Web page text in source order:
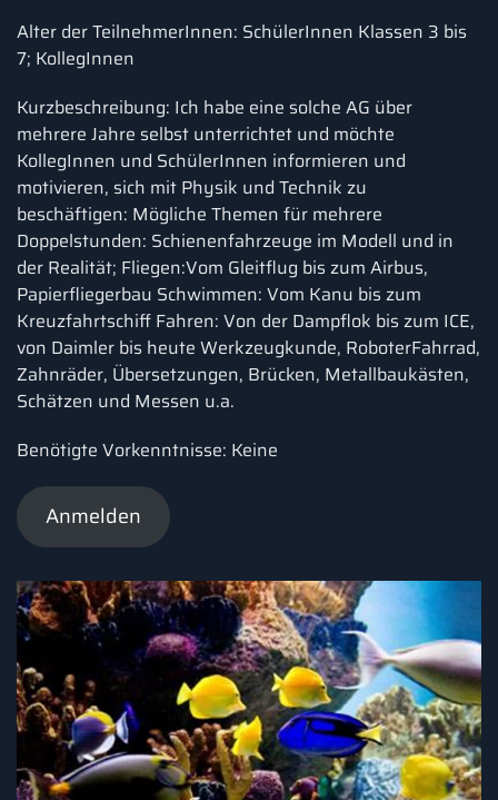
Alter der TeilnehmerInnen: SchülerInnen Klassen 3 bis
7; KollegInnen
Kurzbeschreibung: Ich habe eine solche AG über
mehrere Jahre selbst unterrichtet und möchte
KollegInnen und SchülerInnen informieren und
motivieren, sich mit Physik und Technik zu
beschäftigen: Mögliche Themen für mehrere
Doppelstunden: Schienenfahrzeuge im Modell und in
der Realität; Fliegen:Vom Gleitflug bis zum Airbus,
Papierfliegerbau Schwimmen: Vom Kanu bis zum
Kreuzfahrtschiff Fahren: Von der Dampflok bis zum ICE,
von Daimler bis heute Werkzeugkunde, RoboterFahrrad,
Zahnräder, Übersetzungen, Brücken, Metallbaukästen,
Schätzen und Messen u.a.
Benötigte Vorkenntnisse: Keine
Anmelden